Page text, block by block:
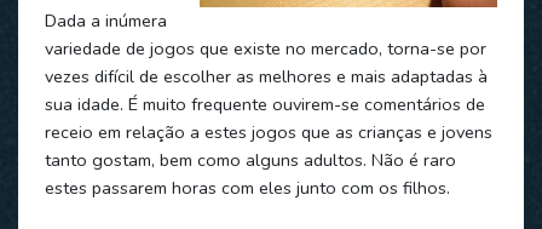
Dada a inúmera
variedade de jogos que existe no mercado, torna-se por
vezes difícil de escolher as melhores e mais adaptadas à
sua idade. É muito frequente ouvirem-se comentários de
receio em relação a estes jogos que as crianças e jovens
tanto gostam, bem como alguns adultos. Não é raro
estes passarem horas com eles junto com os filhos.